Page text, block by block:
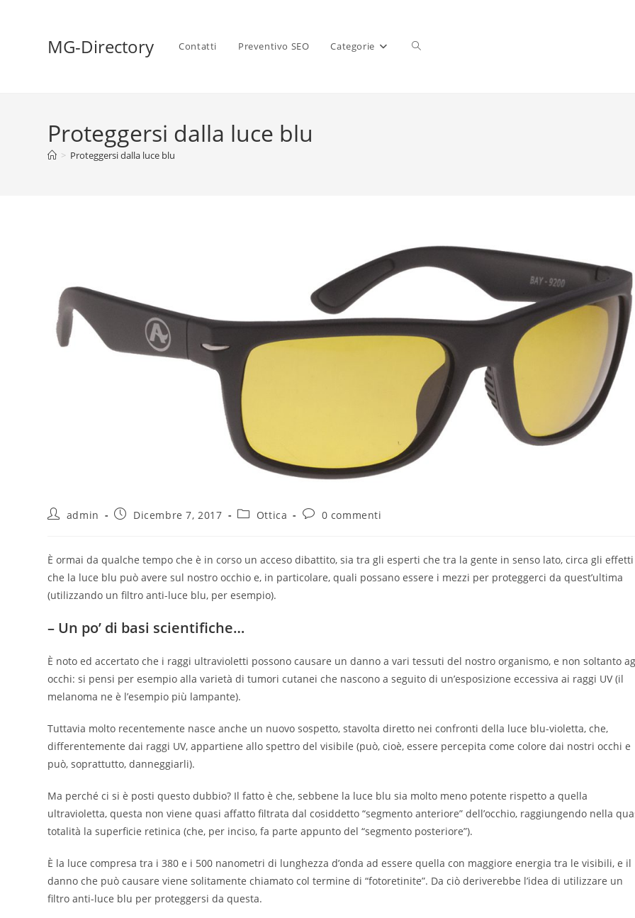
MG-Directory Contatti Preventivo SEO Categorie
Proteggersi dalla luce blu
> Proteggersi dalla luce blu
admin Dicembre 7, 2017 Ottica 0 commenti
È ormai da qualche tempo che è in corso un acceso dibattito, sia tra gli esperti che tra la gente in senso lato, circa gli effetti
che la luce blu può avere sul nostro occhio e, in particolare, quali possano essere i mezzi per proteggerci da quest’ultima
(utilizzando un filtro anti-luce blu, per esempio).
– Un po’ di basi scientifiche…
È noto ed accertato che i raggi ultravioletti possono causare un danno a vari tessuti del nostro organismo, e non soltanto
occhi: si pensi per esempio alla varietà di tumori cutanei che nascono a seguito di un’esposizione eccessiva ai raggi UV (il
melanoma ne è l’esempio più lampante).
Tuttavia molto recentemente nasce anche un nuovo sospetto, stavolta diretto nei confronti della luce blu-violetta, che,
differentemente dai raggi UV, appartiene allo spettro del visibile (può, cioè, essere percepita come colore dai nostri occhi e
può, soprattutto, danneggiarli).
Ma perché ci si è posti questo dubbio? Il fatto è che, sebbene la luce blu sia molto meno potente rispetto a quella
ultravioletta, questa non viene quasi affatto filtrata dal cosiddetto “segmento anteriore” dell’occhio, raggiungendo nella
totalità la superficie retinica (che, per inciso, fa parte appunto del “segmento posteriore”).
È la luce compresa tra i 380 e i 500 nanometri di lunghezza d’onda ad essere quella con maggiore energia tra le visibili, e il
danno che può causare viene solitamente chiamato col termine di “fotoretinite”. Da ciò deriverebbe l’idea di utilizzare un
filtro anti-luce blu per proteggersi da questa.